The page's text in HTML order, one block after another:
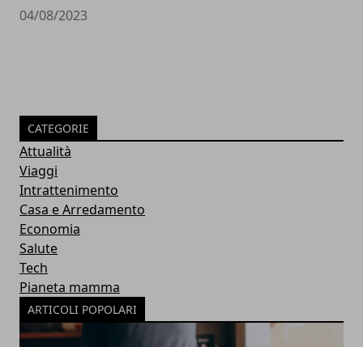
04/08/2023
CATEGORIE
Attualità
Viaggi
Intrattenimento
Casa e Arredamento
Economia
Salute
Tech
Pianeta mamma
ARTICOLI POPOLARI